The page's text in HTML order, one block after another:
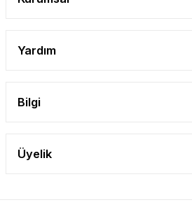
Yardım
Bilgi
Üyelik